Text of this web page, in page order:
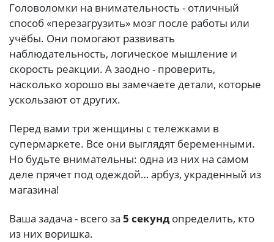
Головоломки на внимательность - отличный
способ «перезагрузить» мозг после работы или
учёбы. Они помогают развивать
наблюдательность, логическое мышление и
скорость реакции. А заодно - проверить,
насколько хорошо вы замечаете детали, которые
ускользают от других.
Перед вами три женщины с тележками в
супермаркете. Все они выглядят беременными.
Но будьте внимательны: одна из них на самом
деле прячет под одеждой… арбуз, украденный из
магазина!
Ваша задача - всего за 5 секунд определить, кто
из них воришка.